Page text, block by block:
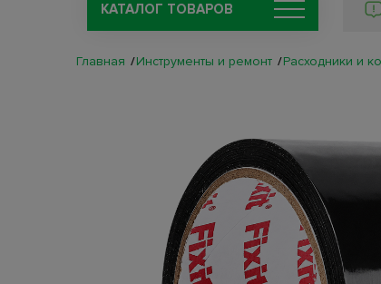
КАТАЛОГ ТОВАРОВ
Главная Инструменты и ремонт Расходники и